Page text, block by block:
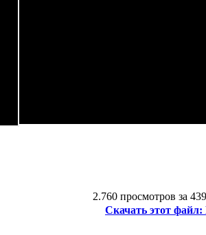
2.760 просмотров за
Скачать этот